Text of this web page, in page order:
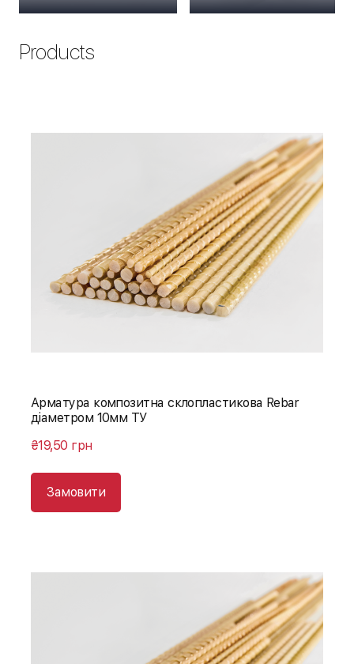
Products
Арматура композитна склопластикова Rebar
діаметром 10мм ТУ
₴19,50 грн
Замовити